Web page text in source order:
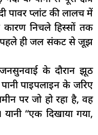
पावर प्लांट की लालच में
कारण निचले हिस्सों तक
पहले ही जल संकट से जूझ
के दौरान झूठ
पाइपलाइन के जरिए
पर जो हो रहा है, वह
यानी “एक दिखाया गया,